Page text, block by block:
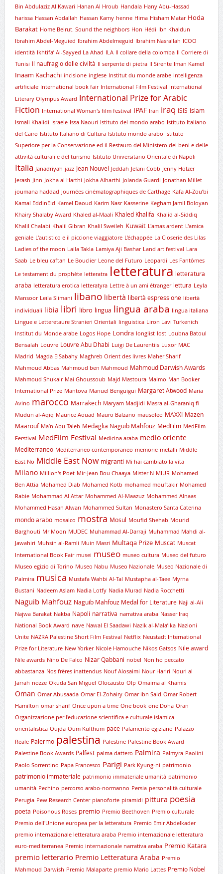
Bin Abdulaziz Al Kawari Hanan Al Hroub Handala Hany Abu-Hassad
harissa Hassan Abdallah Hassan Kamy henne Hima Hisham Matar Hoda
Barakat Home Beirut. Sound the neighbors Hon Hédi Ibn Khaldun
Ibrahim Abdel-Meguied Ibrahim Abdelmeguid Ibrahim Nasrallah ICOO
identità Ikhtifa’ Al-Sayyed La Ahad ILA Il collare della colomba Il Corriere di
Tunisi Il naufragio delle civiltà Il serpente di pietra Il Sirente Iman Kamel
Inaam Kachachi incisione inglese Institut du monde arabe intelligenza
artificiale International book fair International Film Festival International
Literary Olympus Award International Prize for Arabic
Fiction International Woman's film festival IPAF Iran iraq ISIS Islam
Ismali Khalidi Israele Issa Naouri Istituto del mondo arabo Istituto Italiano
del Cairo Istituto Italiano di Cultura Istituto mondo arabo Istituto
Superiore per la Conservazione ed il Restauro del Ministero dei beni e delle
attività culturali e del turismo Istituto Universitario Orientale di Napoli
Italia Janadriyah jazz Jean Nouvel Jeddah Jelani Cobb Jenny Holzer
Jerash Jinn Jokha al Harthi Jokha Alharthi Jolanda Guardi Jonathan Millet
joumana haddad Journées cinématographiques de Carthage Kafa Al-Zou’bi
Kamal EddinEid Kamel Daoud Karim Nasr Kasserine Kegham Jamil Boloyan
Khairy Shalaby Award Khaled al-Maali Khaled Khalifa Khalid al-Siddiq
Khalil Chalabi Khalil Gibran Khalil Sweileh Kuwait L'amas ardent L'amica
geniale L'autistico e il piccione viaggiatore L'échappée La Closerie des Lilas
Ladies of the moon Laila Takla Lamiya Aji Bashar Land art festival Lara
Saab Le bleu caftan Le Bouclier Leone del Futuro Leopardi Les Fantômes
Le testament du prophète letteratra letteratura letteratura
araba letteratura erotica letteratyra Lettre à un ami étranger lettura Leyla
Mansoor Leïla Slimani libano libertà libertà espressione libertà
individuali libia libri libro lingua lingua araba lingua italiana
Lingue e Letteretaure Stranieri Orientali linguistica Liron Lavi Turkenich
lnstitut du Monde arabe Logos Hope Londra longlist lost Loubna Batoul
Bensalah Louvre Louvre Abu Dhabi Luigi De Laurentiis Luxor MAC
Madrid Magda ElSabahy Maghreb Orient des livres Maher Sharif
Mahmoud Abbas Mahmoud ben Mahmoud Mahmoud Darwish Awards
Mahmoud Shukair Mai Ghoussoub Majd Mastoura Malmo Man Booker
International Prize Mantova Manuel Benguigui Margaret Atwood Maria
Avino marocco Marrakech Maryam Madjidi Masra al-Gharaniq fi
Mudun al-Aqiq Maurice Aouad Mauro Balzano mausoleo MAXXI Mazen
Maarouf Ma’n Abu Taleb Medaglia Naguib Mahfouz MedFilm MedFilm
Ferstival MedFilm Festival Medicina araba medio oriente
Mediterraneo Mediterraneo contemporaneo memorie metalli Middle
East No Middle East Now migranti Mi hai cambiato la vita
Milano Million's Poet Mir-Jean Bou Chaaya Mister N MIUR Mohamed
Ben Attia Mohamed Diab Mohamed Kotb mohamed mouftakir Mohamed
Rabie Mohammad Al Attar Mohammed Al-Maazuz Mohammed Alnaas
Mohammed Hasan Alwan Mohammed Sultan Monastero Santa Caterina
mondo arabo mosaico mostra Mosul Moufid Shehab Mourid
Barghouti Mr Moon MUDEC Muhammad Al-Darraji Muhammad Mahdi al-
Jawahiri Muhsin al-Ramli Muin Masri Multaqa Prize Muscat Muscat
International Book Fair musei museo museo cultura Museo del futuro
Museo egizio di Torino Museo Nabu Museo Nazionale Museo Nazionale di
Palmira musica Mustafa Wahbi Al-Tal Mustapha al-Taee Myrna
Bustani Nadeem Aslam Nadia Lotfy Nadia Murad Nadia Rocchetti
Naguib Mahfouz Naguib Mahfouz Medal for Literature Naji al-Ali
Najwa Barakat Nakba Napoli narrativa narrativa araba Nasser Iraq
National Book Award nave Nawal El Saadawi Nazik al-Mala’ika Nazioni
Unite NAZRA Palestine Short Film Festival Netflix Neustadt International
Prize for Literature New Yorker Nicole Hamouche Nikos Gatsos Nile award
Nile awards Nino De Falco Nizar Qabbani nobel Non ho peccato
abbastanza Nos frères inattendus Nouf Alosaimi Nour Hariri Nouri al
Jarrah nozze Okuda San Miguel Olocausto Olp Omaima al Khamis
Oman Omar Abusaada Omar El-Zohairy Omar ibn Said Omar Robert
Hamilton omar sharif Once upon a time One book one Doha Oran
Organizzazione per l'educazione scientifica e culturale islamica
orientalistica Oujda Oum Kulthum pace Palamento egiziano Palazzo
Reale Palermo palestina Palestine Palestine Book Award
Palestine Book Awards Palfest palma dattero Palmira Palmyra Paolini
Paolo Sorrentino Papa Francesco Parigi Park Kyung-ni patrimonio
patrimonio immateriale patrimonio immateriale umanità patrimonio
umanità Pechino percorso arabo-normanno Persia personalità culturale
Perugia Pew Research Center pianoforte piramidi pittura poesia
poeta Poisonous Roses premio Premio Beethoven Premio culturale
Premio dell'Unione europea per la letteratura Premio Emir Abdelkader
premio internazionale letteratura araba Premio internazionale letteratura
euro-mediterranea Premio internazionale narrativa araba Premio Katara
premio letterario Premio Letteratura Araba Premio
Mahmoud Darwish Premio Malaparte premio Mario Lattes Premio Nobel